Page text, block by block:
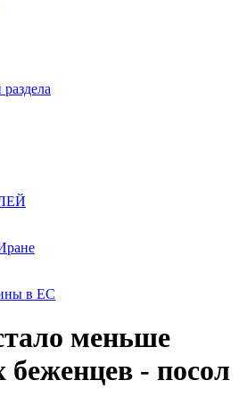
в ЕС
меньше
беженцев - посол